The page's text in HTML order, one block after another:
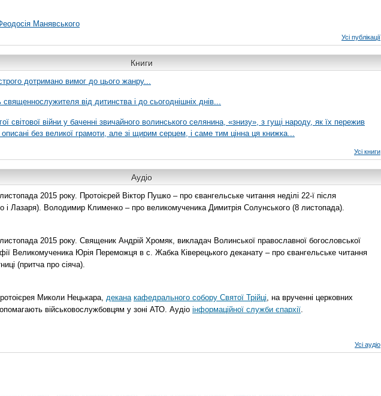
Манявського
Усі публікації
Книги
дотримано вимог до цього жанру...
священнослужителя від дитинства і до сьогоднішніх днів...
світової війни у баченні звичайного волинського селянина, «знизу», з гущі народу, як їх пережив
без великої грамоти, але зі щирим серцем, і саме тим цінна ця книжка...
Усі книги
Аудіо
2015 року. Протоієрей Віктор Пушко – про євангельське читання неділі 22-ї після
і Лазаря). Володимир Клименко – про великомученика Димитрія Солунського (8 листопада).
2015 року. Священик Андрій Хромяк, викладач Волинської православної богословської
Великомученика Юрія Переможця в с. Жабка Ківерецького деканату – про євангельське читання
(притча про сіяча).
Миколи Нецькара, декана кафедрального собору Святої Трійці, на врученні церковних
військовослужбовцям у зоні АТО. Аудіо інформаційної служби єпархії.
Усі аудіо